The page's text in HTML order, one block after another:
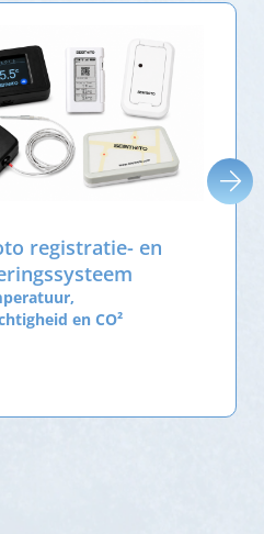
registratie- en
en CO²